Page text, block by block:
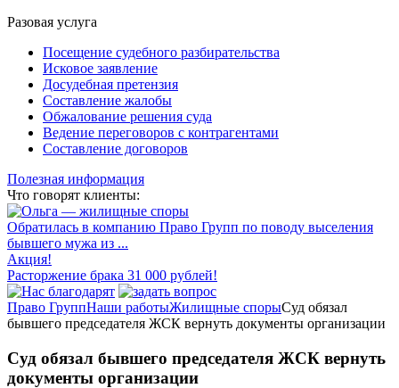
Разовая услуга
Посещение судебного разбирательства
Исковое заявление
Досудебная претензия
Составление жалобы
Обжалование решения суда
Ведение переговоров с контрагентами
Составление договоров
Полезная информация
Что говорят клиенты:
Обратилась в компанию Право Групп по поводу выселения
бывшего мужа из ...
Акция!
Расторжение брака 31 000 рублей!
Право ГруппНаши работыЖилищные спорыСуд обязал
бывшего председателя ЖСК вернуть документы организации
Суд обязал бывшего председателя ЖСК вернуть
документы организации